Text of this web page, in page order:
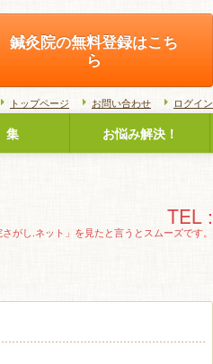
鍼灸院の無料登録はこち
ら
トップページ お問い合わせ ログイン
お悩み解決！
TEL :
さがし.ネット」を見たと言うとスムーズです。